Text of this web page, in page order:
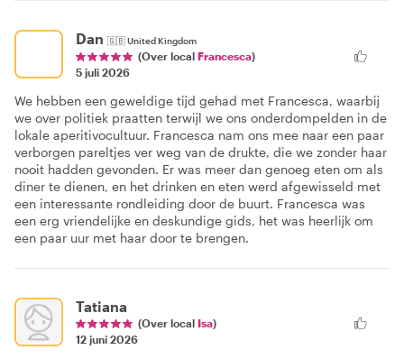
Dan 🇬🇧United Kingdom
(Over local Francesca)
5 juli 2026
We hebben een geweldige tijd gehad met Francesca, waarbij
we over politiek praatten terwijl we ons onderdompelden in de
lokale aperitivocultuur. Francesca nam ons mee naar een paar
verborgen pareltjes ver weg van de drukte, die we zonder haar
nooit hadden gevonden. Er was meer dan genoeg eten om als
diner te dienen, en het drinken en eten werd afgewisseld met
een interessante rondleiding door de buurt. Francesca was
een erg vriendelijke en deskundige gids, het was heerlijk om
een paar uur met haar door te brengen.
Tatiana
(Over local Isa)
12 juni 2026